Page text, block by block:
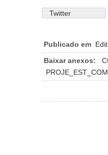
Twitter
Publicado em
Baixar anexos: